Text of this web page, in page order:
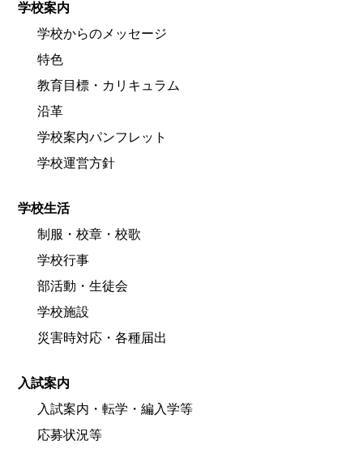
学校案内
学校からのメッセージ
特色
教育目標・カリキュラム
沿革
学校案内パンフレット
学校運営方針
学校生活
制服・校章・校歌
学校行事
部活動・生徒会
学校施設
災害時対応・各種届出
入試案内
入試案内・転学・編入学等
応募状況等